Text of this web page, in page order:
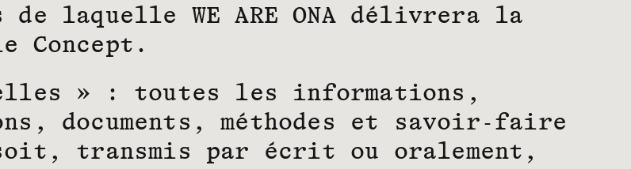
laquelle WE ARE ONA délivrera la
Concept.
» : toutes les informations,
documents, méthodes et savoir-faire
transmis par écrit ou oralement,